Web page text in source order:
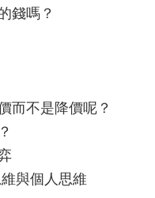
錢嗎？
而不是降價呢？
與個人思維